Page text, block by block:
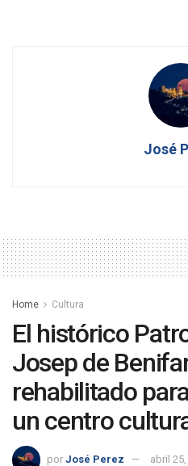
José
Home Cultura
El histórico
Josep de
rehabilitado
un centro
por José Perez abril